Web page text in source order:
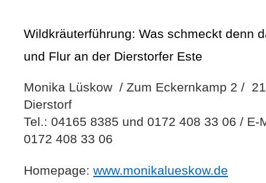
Wildkräuterführung: Was schmeckt denn
und Flur an der Dierstorfer Este
Monika Lüskow / Zum Eckernkamp 2 /
Dierstorf
Tel.: 04165 8385 und 0172 408 33 06 / E-
0172 408 33 06
Homepage: www.monikalueskow.de